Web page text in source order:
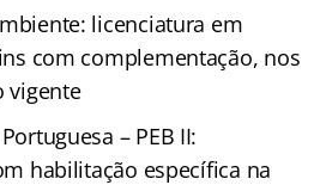
licenciatura em
com complementação, nos
vigente
– PEB II:
habilitação específica na